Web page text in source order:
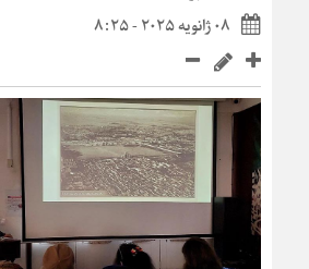
08 ژانویه 2025 - 8:25